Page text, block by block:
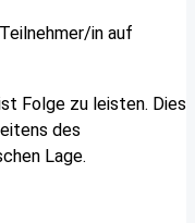
in auf
Folge zu leisten. Dies
des
Lage.